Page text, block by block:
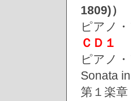
1809)）
ピアノ
ＣＤ１
ピアノ
Sonata
第１楽